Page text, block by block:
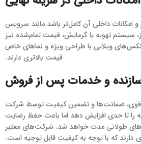
امکانات داخلی آن کامل‌تر باشد مانند سرویس
سیستم تهویه یا گرمایش، قیمت تمام‌شده نیز
ویلایی با طراحی ویژه و نماهای خاص
قیمت بالاتری دارند.
و خدمات پس از فروش
قوی، ضمانت‌ها و تضمین کیفیت توسط شرکت
را تا حدی افزایش دهد اما باعث حفظ رضایت
طولانی مدت خواهد شد. شرکت‌های معتبر
دارند که با توجه به کیفیت قابل توجیه است.